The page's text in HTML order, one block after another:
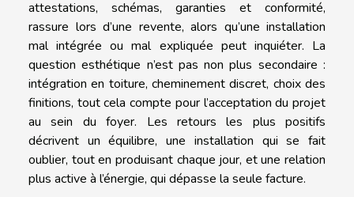
attestations, schémas, garanties et conformité,
rassure lors d’une revente, alors qu’une installation
mal intégrée ou mal expliquée peut inquiéter. La
question esthétique n’est pas non plus secondaire :
intégration en toiture, cheminement discret, choix des
finitions, tout cela compte pour l’acceptation du projet
au sein du foyer. Les retours les plus positifs
décrivent un équilibre, une installation qui se fait
oublier, tout en produisant chaque jour, et une relation
plus active à l’énergie, qui dépasse la seule facture.